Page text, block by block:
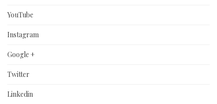
YouTube
Instagram
Google +
Twitter
Linkedin